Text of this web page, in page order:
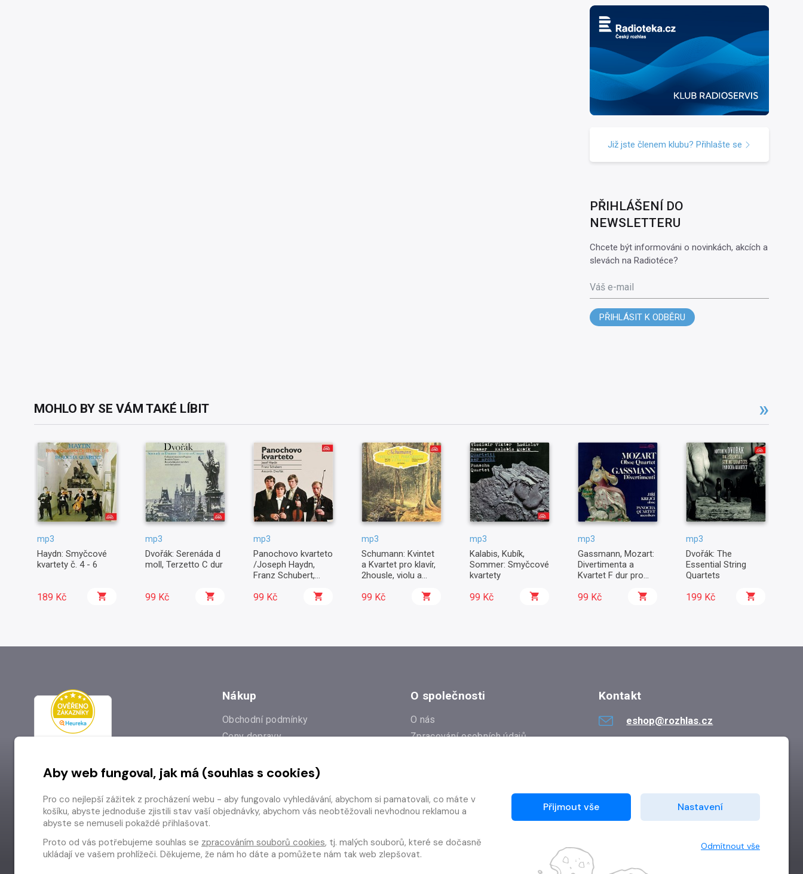
Již jste členem klubu? Přihlašte se
PŘIHLÁŠENÍ DO
NEWSLETTERU
Chcete být informováni o novinkách, akcích a
slevách na Radiotéce?
Váš e-mail
PŘIHLÁSIT K ODBĚRU
MOHLO BY SE VÁM TAKÉ LÍBIT
mp3
Haydn: Smyčcové
kvartety č. 4 - 6
189 Kč
mp3
Dvořák: Serenáda d
moll, Terzetto C dur
99 Kč
mp3
Panochovo kvarteto
/Joseph Haydn,
Franz Schubert,
99 Kč
mp3
Schumann: Kvintet
a Kvartet pro klavír,
2housle, violu a
99 Kč
mp3
Kalabis, Kubík,
Sommer: Smyčcové
kvartety
99 Kč
mp3
Gassmann, Mozart:
Divertimenta a
Kvartet F dur pro
99 Kč
mp3
Dvořák: The
Essential String
Quartets
199 Kč
Nákup
Obchodní podmínky
Ceny dopravy
Prodejna
Odstoupení od smlouvy
O společnosti
O nás
Zpracování osobních údajů
Kontakt
eshop@rozhlas.cz
Aby web fungoval, jak má (souhlas s cookies)
Pro co nejlepší zážitek z procházení webu - aby fungovalo vyhledávání, abychom si pamatovali, co máte v
košíku, abyste jednoduše zjistili stav vaší objednávky, abychom vás neobtěžovali nevhodnou reklamou a
abyste se nemuseli pokaždé přihlašovat.
Proto od vás potřebujeme souhlas se zpracováním souborů cookies, tj. malých souborů, které se dočasně
ukládají ve vašem prohlížeči. Děkujeme, že nám ho dáte a pomůžete nám tak web zlepšovat.
Přijmout vše Nastavení
Odmítnout vše